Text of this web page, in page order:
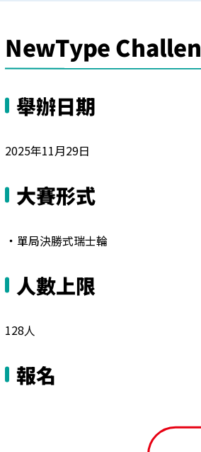
NewType
舉辦日期
2025年11月29日
大賽形式
・ 單局決勝式瑞士輪
人數上限
128人
報名